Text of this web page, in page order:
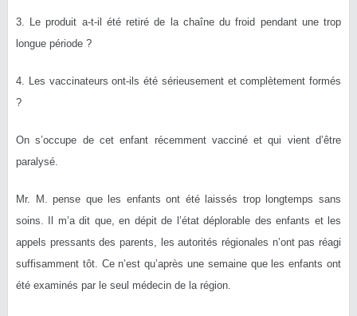
3. Le produit a-t-il été retiré de la chaîne du froid pendant une trop
longue période ?
4. Les vaccinateurs ont-ils été sérieusement et complètement formés
?
On s’occupe de cet enfant récemment vacciné et qui vient d’être
paralysé.
Mr. M. pense que les enfants ont été laissés trop longtemps sans
soins. Il m’a dit que, en dépit de l’état déplorable des enfants et les
appels pressants des parents, les autorités régionales n’ont pas réagi
suffisamment tôt. Ce n’est qu’après une semaine que les enfants ont
été examinés par le seul médecin de la région.